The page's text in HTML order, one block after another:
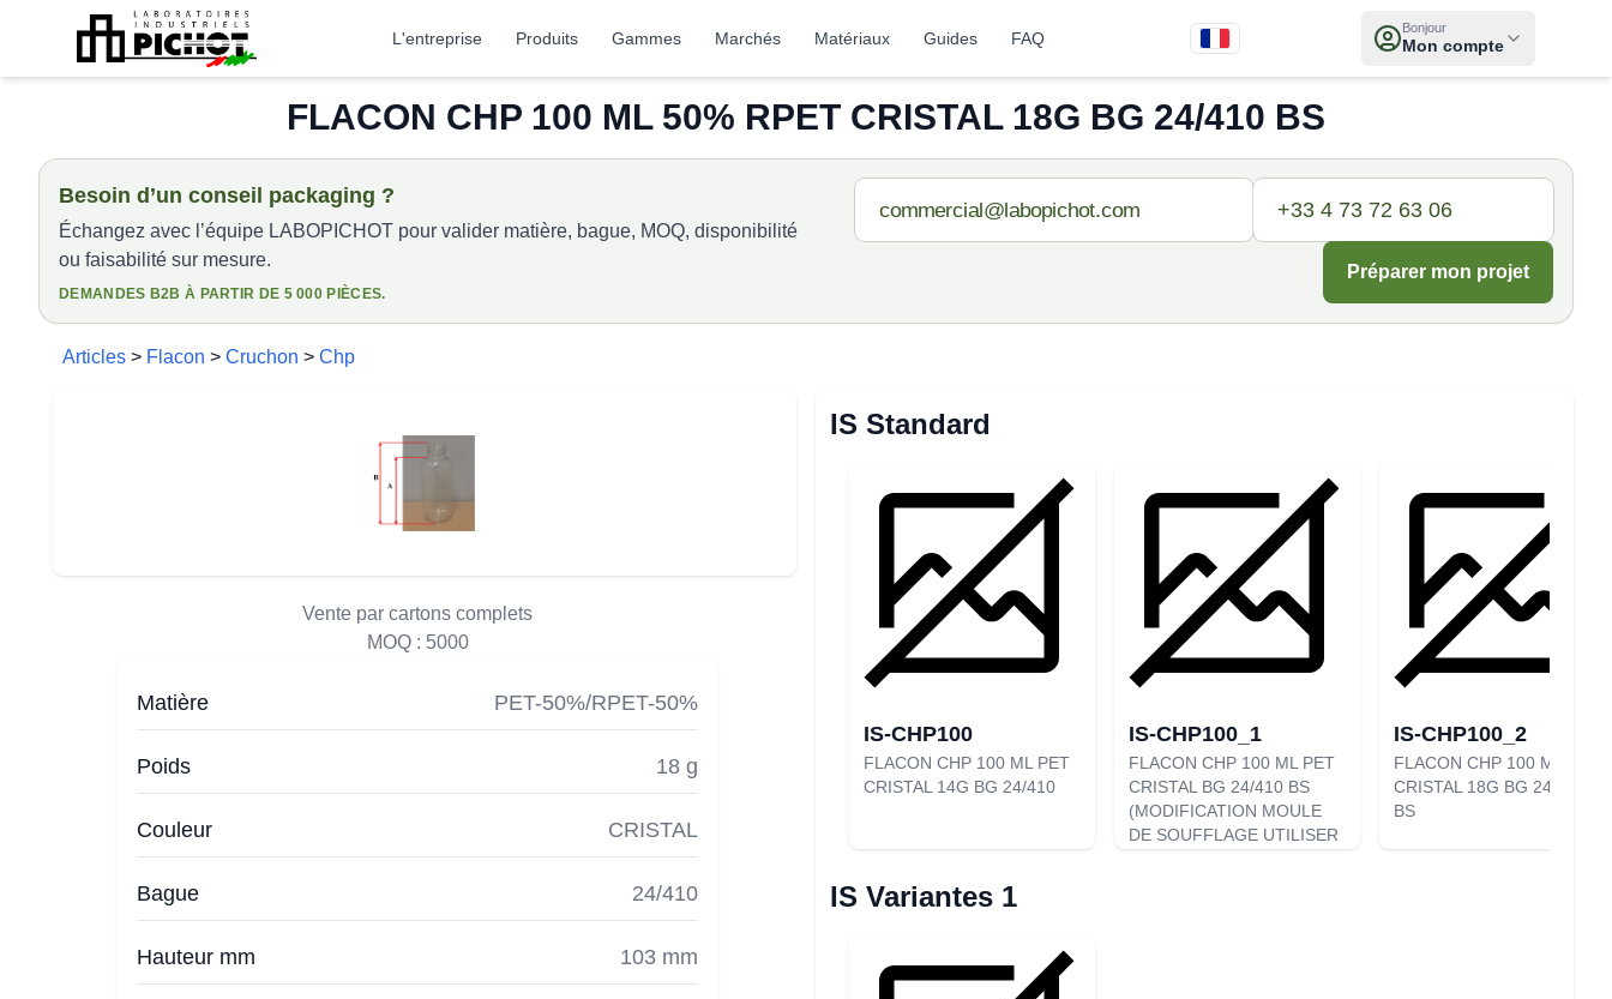
L'entreprise Produits Gammes Marchés Matériaux Guides FAQ
Bonjour
Mon compte
FLACON CHP 100 ML 50% RPET CRISTAL 18G BG 24/410 BS
Besoin d’un conseil packaging ?
Échangez avec l’équipe LABOPICHOT pour valider matière, bague, MOQ, disponibilité
ou faisabilité sur mesure.
DEMANDES B2B À PARTIR DE 5 000 PIÈCES.
Préparer mon projet
Articles > Flacon > Cruchon > Chp
Vente par cartons complets
MOQ : 5000
Matière PET-50%/RPET-50%
Poids 18 g
Couleur CRISTAL
Bague 24/410
Hauteur mm 103 mm
IS Standard
IS-CHP100
FLACON CHP 100 ML PET
CRISTAL 14G BG 24/410
IS-CHP100_1
FLACON CHP 100 ML PET
CRISTAL BG 24/410 BS
(MODIFICATION MOULE
DE SOUFFLAGE UTILISER
IS-CHP100_2
FLACON CHP 100 ML PET
CRISTAL 18G BG 24/410
BS
IS Variantes 1